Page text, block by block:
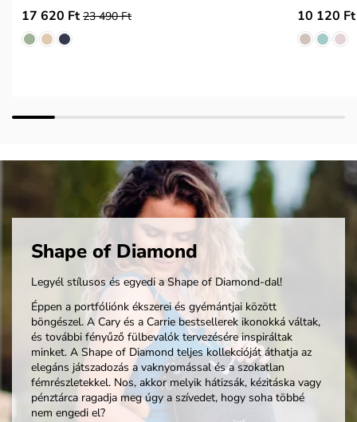
17 620 Ft 23 490 Ft 10 120 Ft
Shape of Diamond
Legyél stílusos és egyedi a Shape of Diamond-dal!
Éppen a portfóliónk ékszerei és gyémántjai között
böngészel. A Cary és a Carrie bestsellerek ikonokká váltak,
és további fényűző fülbevalók tervezésére inspiráltak
minket. A Shape of Diamond teljes kollekcióját áthatja az
elegáns játszadozás a vaknyomással és a szokatlan
fémrészletekkel. Nos, akkor melyik hátizsák, kézitáska vagy
pénztárca ragadja meg úgy a szívedet, hogy soha többé
nem engedi el?